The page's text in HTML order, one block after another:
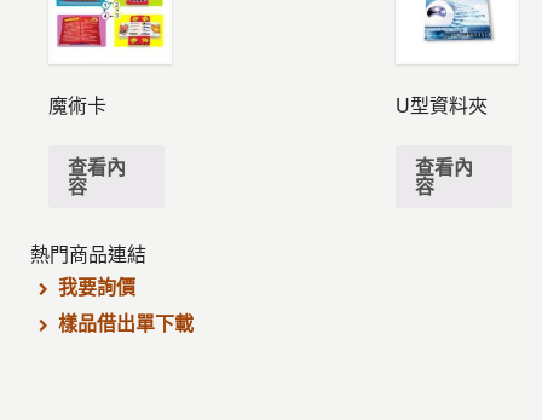
魔術卡
查看內
容
U型資料夾
查看內
容
熱門商品連結
我要詢價
樣品借出單下載